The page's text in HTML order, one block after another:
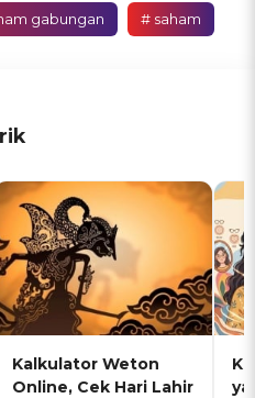
gabungan # saham
Kalkulator Weton
Online, Cek Hari Lahir